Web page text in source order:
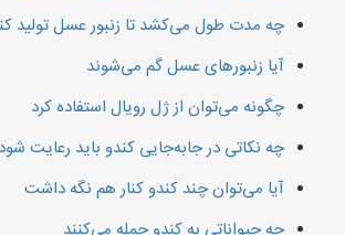
چه مدت طول می‌کشد تا زنبور عسل تولید
آیا زنبورهای عسل گم می‌شوند
چگونه می‌توان از ژل رویال استفاده کرد
چه نکاتی در جابه‌جایی کندو باید رعایت شود
آیا می‌توان چند کندو کنار هم نگه داشت